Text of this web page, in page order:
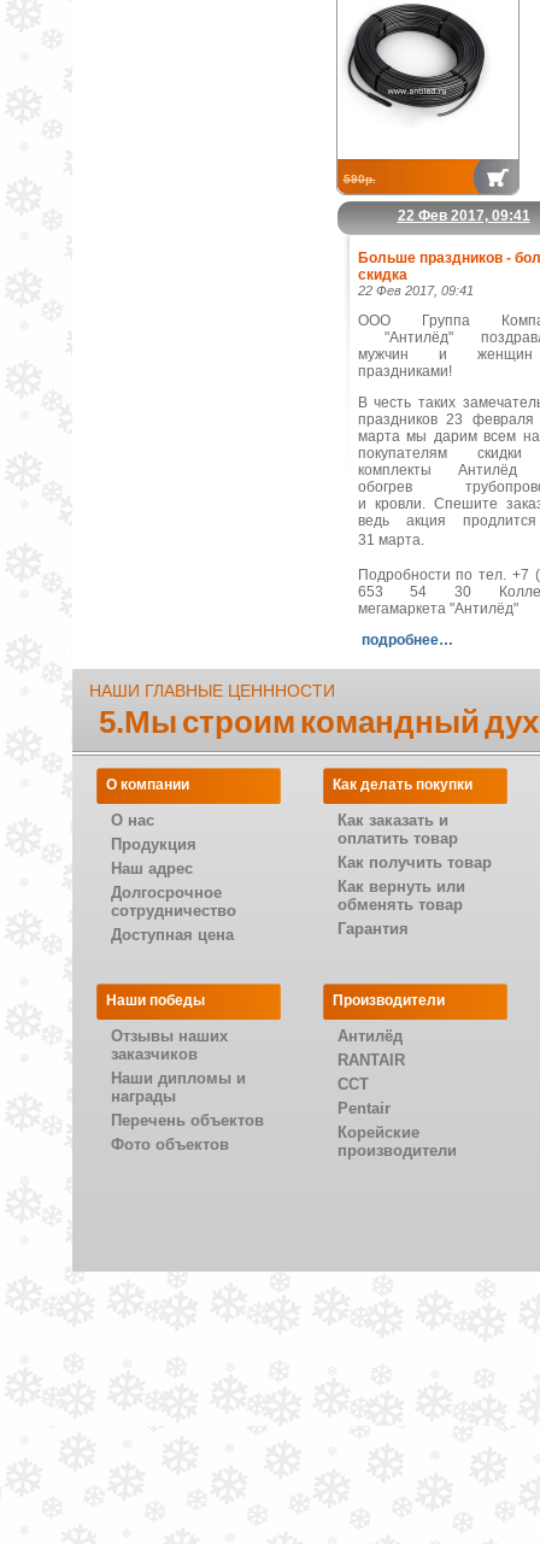
590р.
22 Фев 2017, 09:41
Больше праздников -
скидка
22 Фев 2017, 09:41
ООО Группа
"Антилёд"
мужчин и
праздниками!
В честь таких
праздников 23
марта мы дарим всем
покупателям
комплекты Антилёд
обогрев
и кровли. Спешите
ведь акция
31 марта.
Подробности по тел. +7
653 54 30
мегамаркета "Антилёд"
подробнее…
НАШИ ГЛАВНЫЕ ЦЕНННОСТИ
5.Мы строим командный
О компании
О нас
Продукция
Наш адрес
Долгосрочное
сотрудничество
Доступная цена
Как делать покупки
Как заказать и
оплатить товар
Как получить товар
Как вернуть или
обменять товар
Гарантия
Наши победы
Отзывы наших
заказчиков
Наши дипломы и
награды
Перечень объектов
Фото объектов
Производители
Антилёд
RANTAIR
CCT
Pentair
Корейские
производители